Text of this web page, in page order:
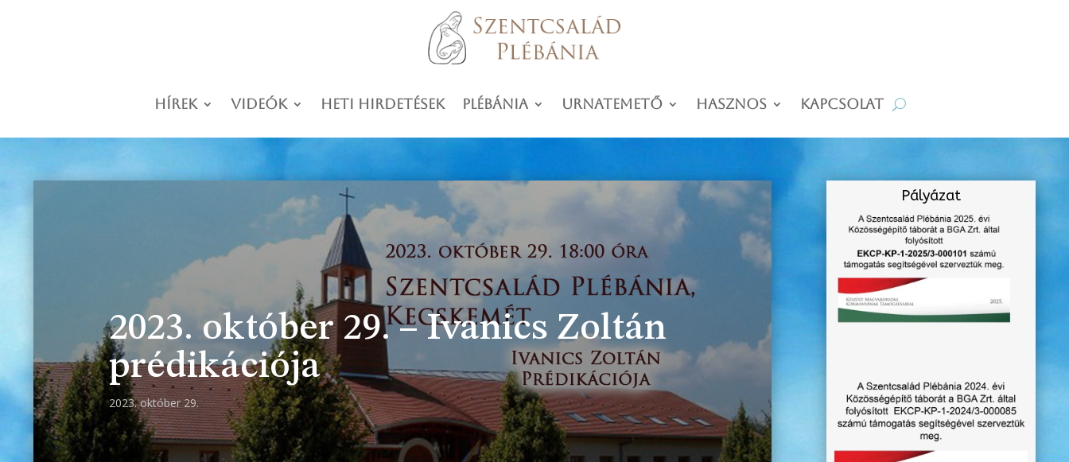
Hírek Videók Heti hirdetések Plébánia Urnatemető Hasznos Kapcsolat
2023. október 29. – Ivanics Zoltán
prédikációja
2023. október 29.
Pályázat